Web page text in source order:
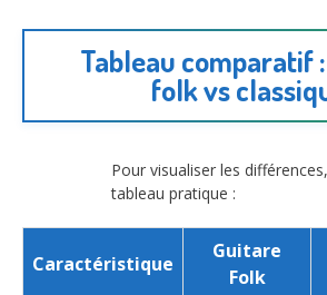
Tableau comparatif
folk vs
Pour visualiser les
tableau pratique :
Caractéristique
Guitare
Folk